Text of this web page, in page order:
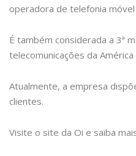
operadora de telefonia móvel
É também considerada a 3ª
telecomunicações da América
Atualmente, a empresa
clientes.
Visite o site da Oi e saiba